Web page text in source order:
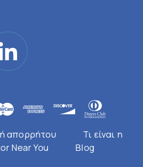
απορρήτου
Τι είναι η
Near You
Blog